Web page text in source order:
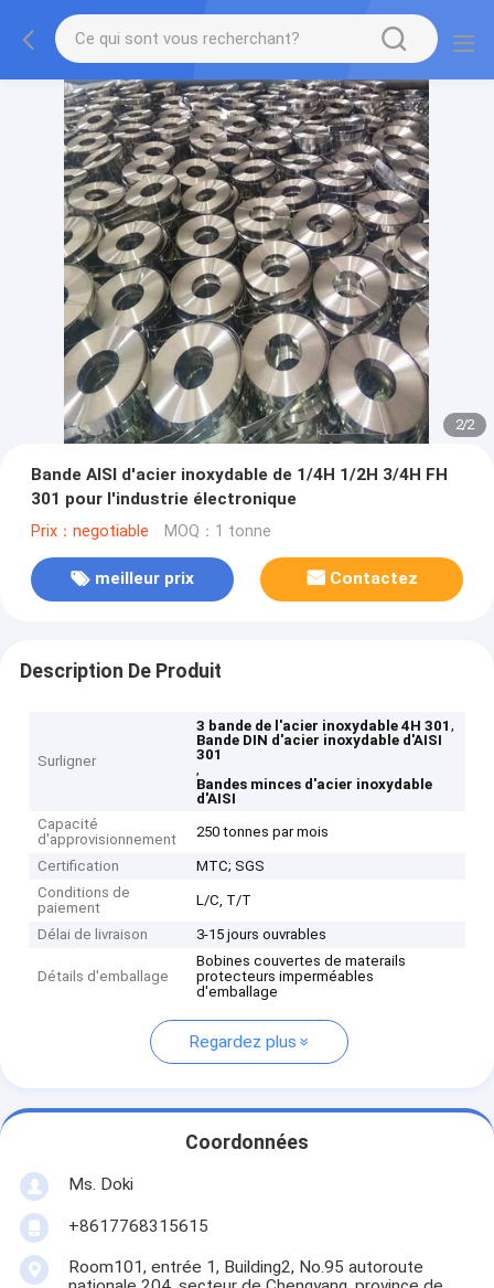
2/2
Bande AISI d'acier inoxydable de 1/4H 1/2H 3/4H FH
301 pour l'industrie électronique
Prix：negotiable MOQ：1 tonne
meilleur prix Contactez
Description De Produit
Surligner
3 bande de l'acier inoxydable 4H 301,
Bande DIN d'acier inoxydable d'AISI
301
,
Bandes minces d'acier inoxydable
d'AISI
Capacité
d'approvisionnement
250 tonnes par mois
Certification
MTC; SGS
Conditions de
paiement
L/C, T/T
Délai de livraison 3-15 jours ouvrables
Détails d'emballage
Bobines couvertes de materails
protecteurs imperméables
d'emballage
Regardez plus
Coordonnées
Ms. Doki
+8617768315615
Room101, entrée 1, Building2, No.95 autoroute